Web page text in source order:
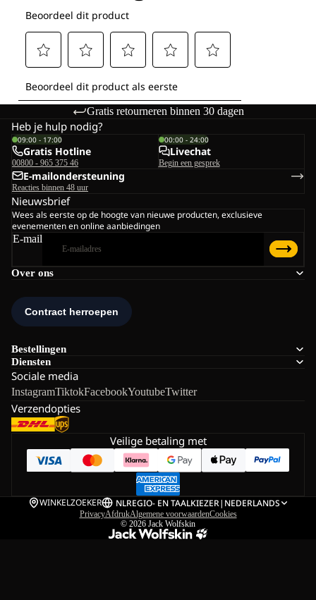
Gratis retourneren binnen 30 dagen
Over ons
Bestellingen
Diensten
Sociale media
InstagramTiktokFacebookYoutubeTwitter
Verzendopties
Heb je hulp nodig?
09:00 - 17:00
Gratis Hotline
00800 - 965 375 46
00:00 - 24:00
Livechat
Begin een gesprek
E-mailondersteuning
Reacties binnen 48 uur
Nieuwsbrief
Wees als eerste op de hoogte van nieuwe producten, exclusieve
evenementen en online aanbiedingen
E-mail
Veilige betaling met
WINKELZOEKER NLREGIO- EN TAALKIEZER| NEDERLANDS
PrivacyAfdrukAlgemene voorwaardenCookies
© 2026 Jack Wolfskin